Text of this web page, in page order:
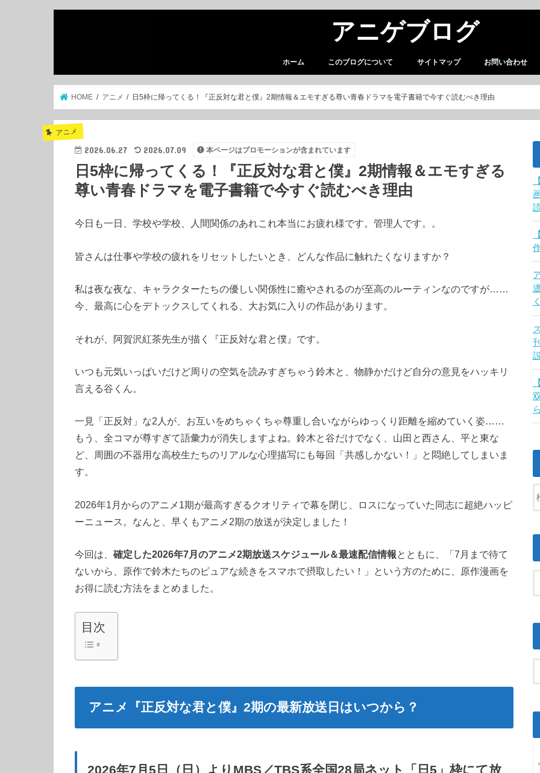
アニゲブログ
ホーム このブログについて サイトマップ お問い合わせ
HOME アニメ 日5枠に帰ってくる！『正反対な君と僕』2期情報＆エモすぎる尊い青春ドラマを電子書籍で今すぐ読むべき理由
アニメ
2026.06.27 2026.07.09 本ページはプロモーションが含まれています
日5枠に帰ってくる！『正反対な君と僕』2期情報＆エモすぎる
尊い青春ドラマを電子書籍で今すぐ読むべき理由
今日も一日、学校や学校、人間関係のあれこれ本当にお疲れ様です。管理人です。。
皆さんは仕事や学校の疲れをリセットしたいとき、どんな作品に触れたくなりますか？
私は夜な夜な、キャラクターたちの優しい関係性に癒やされるのが至高のルーティンなのですが……
今、最高に心をデトックスしてくれる、大お気に入りの作品があります。
それが、阿賀沢紅茶先生が描く『正反対な君と僕』です。
いつも元気いっぱいだけど周りの空気を読みすぎちゃう鈴木と、物静かだけど自分の意見をハッキリ
言える谷くん。
一見「正反対」な2人が、お互いをめちゃくちゃ尊重し合いながらゆっくり距離を縮めていく姿……
もう、全コマが尊すぎて語彙力が消失しますよね。鈴木と谷だけでなく、山田と西さん、平と東な
ど、周囲の不器用な高校生たちのリアルな心理描写にも毎回「共感しかない！」と悶絶してしまいま
す。
2026年1月からのアニメ1期が最高すぎるクオリティで幕を閉じ、ロスになっていた同志に超絶ハッピ
ーニュース。なんと、早くもアニメ2期の放送が決定しました！
今回は、 確定した2026年7月のアニメ2期放送スケジュール＆最速配信情報とともに、「7月まで待て
ないから、原作で鈴木たちのピュアな続きをスマホで摂取したい！」という方のために、原作漫画を
お得に読む方法をまとめました。
目次
アニメ『正反対な君と僕』2期の最新放送日はいつから？